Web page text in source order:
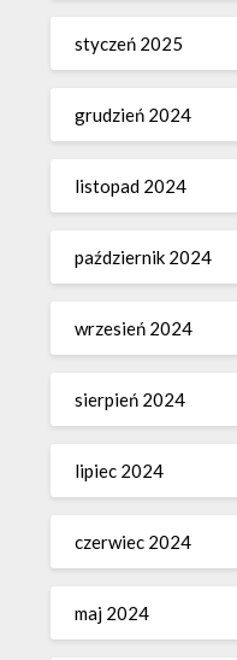
styczeń 2025
grudzień 2024
listopad 2024
październik 2024
wrzesień 2024
sierpień 2024
lipiec 2024
czerwiec 2024
maj 2024